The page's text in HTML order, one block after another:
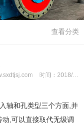
查看分类
时间： 2018/3/7 14:44:51
轴和孔类型三个方面,并
,可以直接取代无级调